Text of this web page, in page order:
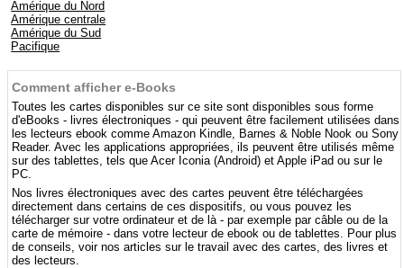
Amérique du Nord
Amérique centrale
Amérique du Sud
Pacifique
Comment afficher e-Books
Toutes les cartes disponibles sur ce site sont disponibles sous forme
d'eBooks - livres électroniques - qui peuvent être facilement utilisées dans
les lecteurs ebook comme Amazon Kindle, Barnes & Noble Nook ou Sony
Reader. Avec les applications appropriées, ils peuvent être utilisés même
sur des tablettes, tels que Acer Iconia (Android) et Apple iPad ou sur le
PC.
Nos livres électroniques avec des cartes peuvent être téléchargées
directement dans certains de ces dispositifs, ou vous pouvez les
télécharger sur votre ordinateur et de là - par exemple par câble ou de la
carte de mémoire - dans votre lecteur de ebook ou de tablettes. Pour plus
de conseils, voir nos articles sur le travail avec des cartes, des livres et
des lecteurs.